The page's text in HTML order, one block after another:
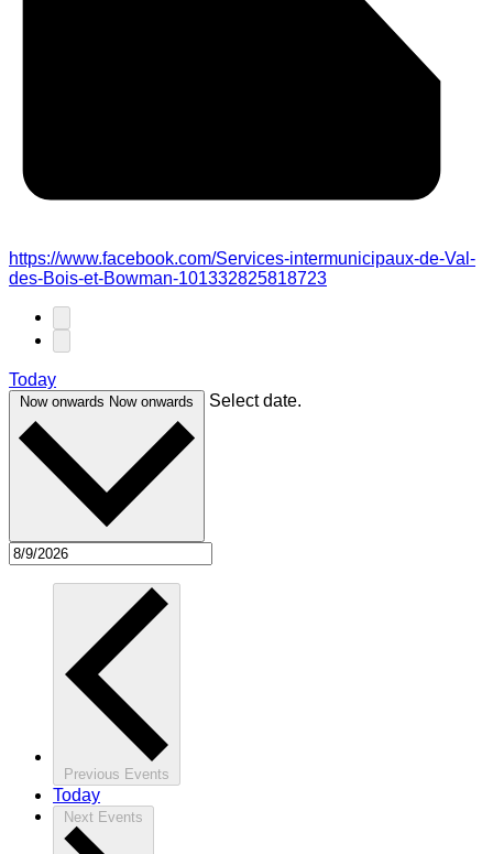
https://www.facebook.com/Services-intermunicipaux-de-Val-
des-Bois-et-Bowman-101332825818723
Today
Now onwards Now onwards Select date.
Previous Events
Today
Next Events